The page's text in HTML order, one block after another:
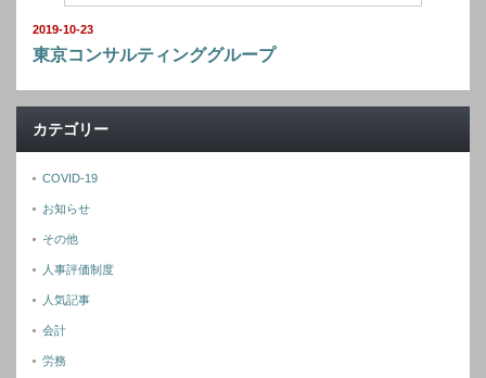
2019-10-23
東京コンサルティンググループ
カテゴリー
COVID-19
お知らせ
その他
人事評価制度
人気記事
会計
労務